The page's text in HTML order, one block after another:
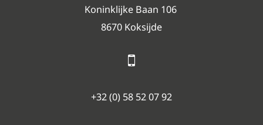
Koninklijke Baan 106
8670 Koksijde
+32 (0) 58 52 07 92